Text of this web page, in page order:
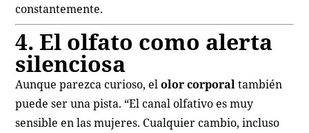
constantemente.
4. El olfato como alerta
silenciosa
Aunque parezca curioso, elolor corporaltambién
puede ser una pista. “El canal olfativo es muy
sensible en las mujeres. Cualquier cambio, incluso